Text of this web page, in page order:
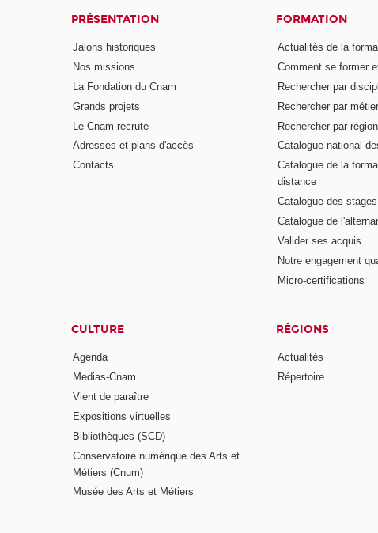
PRÉSENTATION
Jalons historiques
Nos missions
La Fondation du Cnam
Grands projets
Le Cnam recrute
Adresses et plans d'accès
Contacts
FORMATION
Actualités de la
Comment se former
Rechercher par
Rechercher par métier
Rechercher par région
Catalogue national
Catalogue de la
distance
Catalogue des stages
Catalogue de
Valider ses acquis
Notre engagement
Micro-certifications
CULTURE
Agenda
Medias-Cnam
Vient de paraître
Expositions virtuelles
Bibliothèques (SCD)
Conservatoire numérique des Arts et
Métiers (Cnum)
Musée des Arts et Métiers
RÉGIONS
Actualités
Répertoire